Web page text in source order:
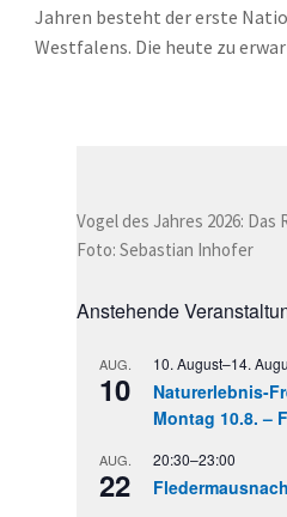
Jahren besteht der erste
Westfalens. Die heute zu
Vogel des Jahres 2026:
Foto: Sebastian Inhofer
Anstehende
AUG.
10
10. August–14.
Naturerlebnis-
Montag 10.8. –
AUG.
22
20:30–23:00